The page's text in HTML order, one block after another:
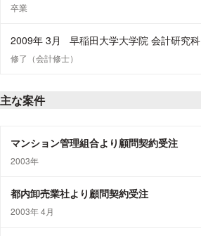
卒業
2009年 3月 早稲田大学大学院 会計研究科
修了（会計修士）
主な案件
マンション管理組合より顧問契約受注
2003年
都内卸売業社より顧問契約受注
2003年 4月